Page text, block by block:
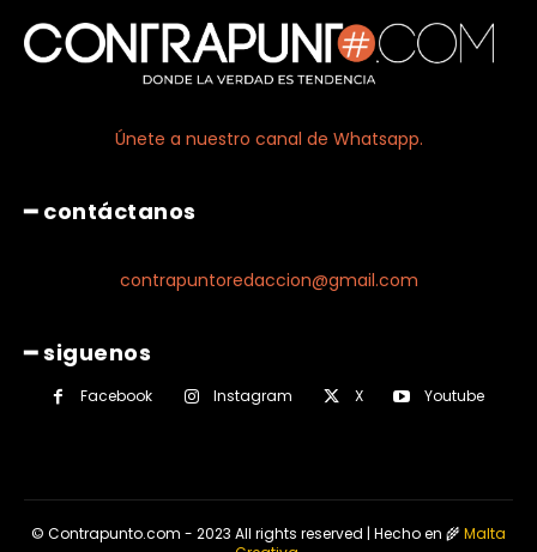
Únete a nuestro canal de Whatsapp.
━ contáctanos
contrapuntoredaccion@gmail.com
━ siguenos
Facebook Instagram X Youtube
© Contrapunto.com - 2023 All rights reserved | Hecho en 🌾Malta